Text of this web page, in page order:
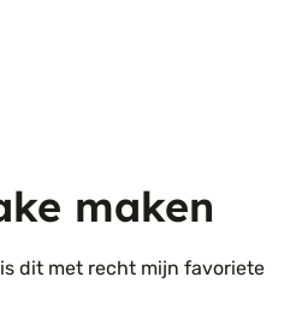
maken
dit met recht mijn favoriete